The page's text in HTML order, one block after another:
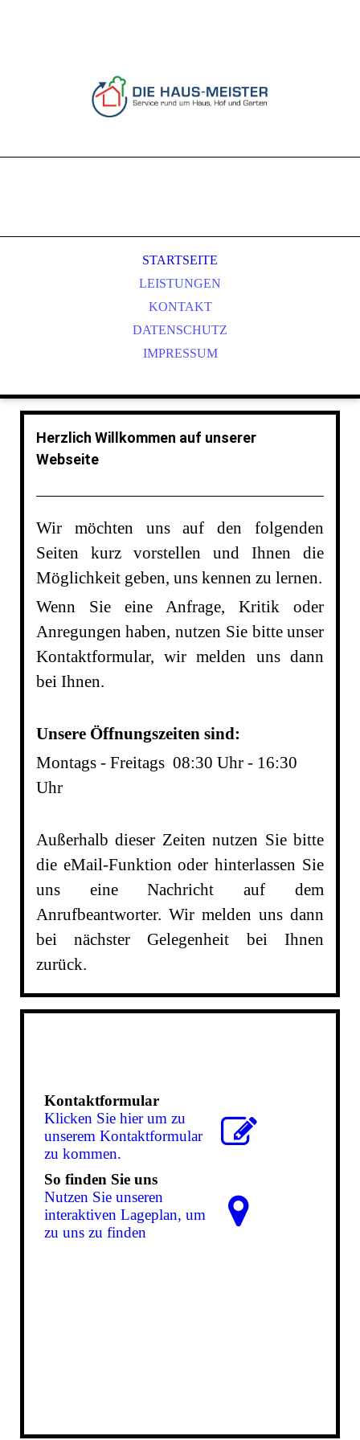
STARTSEITE
LEISTUNGEN
KONTAKT
DATENSCHUTZ
IMPRESSUM
Herzlich Willkommen auf unserer
Webseite
Wir möchten uns auf den folgenden
Seiten kurz vorstellen und Ihnen die
Möglichkeit geben, uns kennen zu lernen.
Wenn Sie eine Anfrage, Kritik oder
Anregungen haben, nutzen Sie bitte unser
Kontaktformular, wir melden uns dann
bei Ihnen.
Unsere Öffnungszeiten sind:
Montags - Freitags 08:30 Uhr - 16:30
Uhr
Außerhalb dieser Zeiten nutzen Sie bitte
die eMail-Funktion oder hinterlassen Sie
uns eine Nachricht auf dem
Anrufbeantworter. Wir melden uns dann
bei nächster Gelegenheit bei Ihnen
zurück.
Kontaktformular
Klicken Sie hier um zu
unserem Kon­takt­for­mu­lar
zu kommen.
So finden Sie uns
Nutzen Sie unseren
interaktiven La­ge­plan, um
zu uns zu finden